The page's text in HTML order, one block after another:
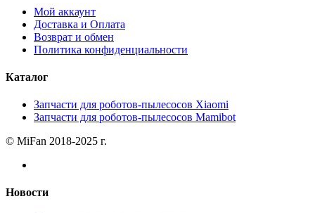
Мой аккаунт
Доставка и Оплата
Возврат и обмен
Политика конфиденциальности
Каталог
Запчасти для роботов-пылесосов Xiaomi
Запчасти для роботов-пылесосов Mamibot
© MiFan 2018-2025 г.
Новости